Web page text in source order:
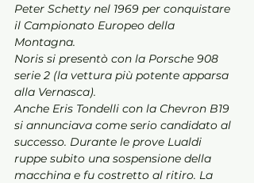
Peter Schetty nel 1969 per conquistare
il Campionato Europeo della
Montagna.
Noris si presentò con la Porsche 908
serie 2 (la vettura più potente apparsa
alla Vernasca).
Anche Eris Tondelli con la Chevron B19
si annunciava come serio candidato al
successo. Durante le prove Lualdi
ruppe subito una sospensione della
macchina e fu costretto al ritiro. La